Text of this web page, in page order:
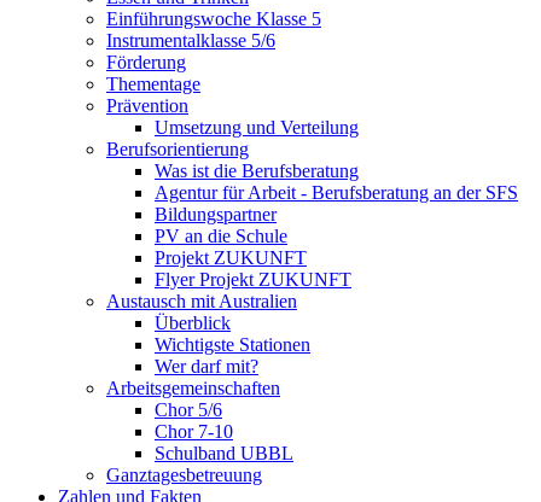
Einführungswoche Klasse 5
Instrumentalklasse 5/6
Förderung
Thementage
Prävention
Umsetzung und Verteilung
Berufsorientierung
Was ist die Berufsberatung
Agentur für Arbeit - Berufsberatung an der SFS
Bildungspartner
PV an die Schule
Projekt ZUKUNFT
Flyer Projekt ZUKUNFT
Austausch mit Australien
Überblick
Wichtigste Stationen
Wer darf mit?
Arbeitsgemeinschaften
Chor 5/6
Chor 7-10
Schulband UBBL
Ganztagesbetreuung
Zahlen und Fakten